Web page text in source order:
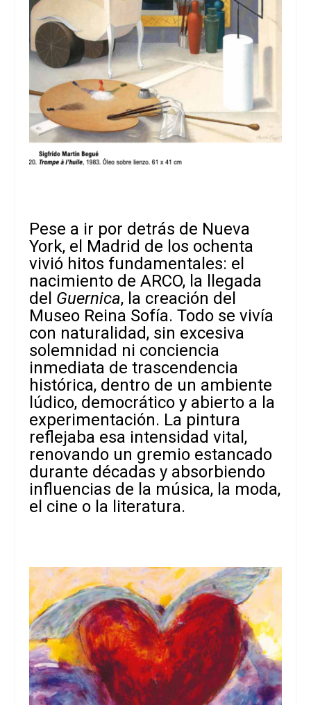
Pese a ir por detrás de Nueva
York, el Madrid de los ochenta
vivió hitos fundamentales: el
nacimiento de ARCO, la llegada
del Guernica, la creación del
Museo Reina Sofía. Todo se vivía
con naturalidad, sin excesiva
solemnidad ni conciencia
inmediata de trascendencia
histórica, dentro de un ambiente
lúdico, democrático y abierto a la
experimentación. La pintura
reflejaba esa intensidad vital,
renovando un gremio estancado
durante décadas y absorbiendo
influencias de la música, la moda,
el cine o la literatura.